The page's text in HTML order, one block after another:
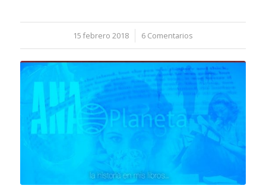
15 febrero 2018
/ 6 Comentarios